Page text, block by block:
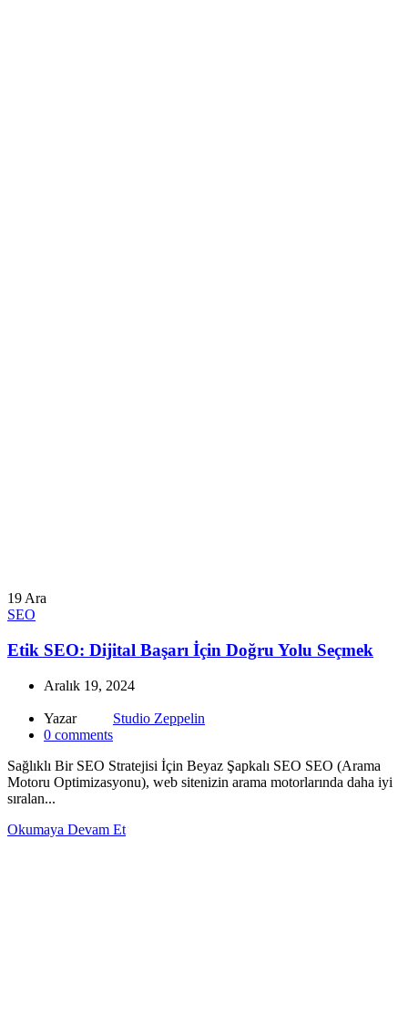
19 Ara
SEO
Etik SEO: Dijital Başarı İçin Doğru Yolu Seçmek
Aralık 19, 2024
Yazar
Studio Zeppelin
0 comments
Sağlıklı Bir SEO Stratejisi İçin Beyaz Şapkalı SEO SEO (Arama
Motoru Optimizasyonu), web sitenizin arama motorlarında daha iyi
sıralan...
Okumaya Devam Et